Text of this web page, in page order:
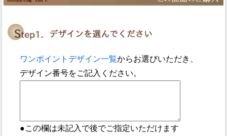
ワンポイントデザイン一覧からお選びいただき、
デザイン番号をご記入ください。
●この欄は未記入で後でご指定いただけます